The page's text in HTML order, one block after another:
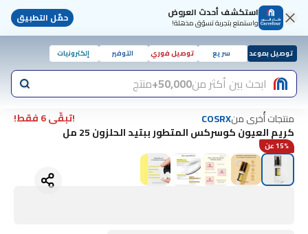
استكشف أحدث العروض
واستمتع بتجربة تسوّق مذهلة! حمّل التطبيق
توصيل بموعد سريع توصيل فوري التوفير إلكترونيات
ابحث بين أكثر من50,000+ منتج
منتجات أُخرى منCOSRX
!تبقّى 6 فقط!
كريم العيون كوسركس المتطور ببتيد الحلزون 25 مل
15% عن